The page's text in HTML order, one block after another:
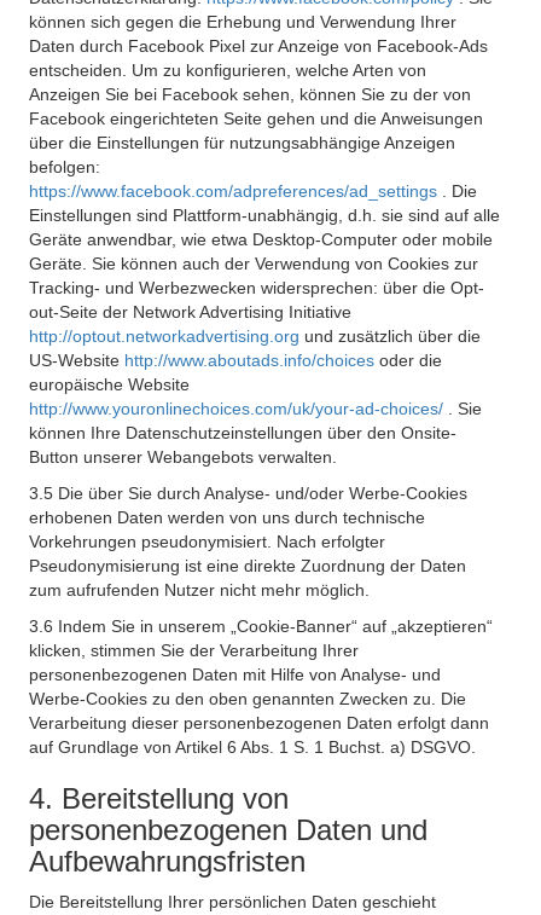
können sich gegen die Erhebung und Verwendung Ihrer
Daten durch Facebook Pixel zur Anzeige von Facebook-Ads
entscheiden. Um zu konfigurieren, welche Arten von
Anzeigen Sie bei Facebook sehen, können Sie zu der von
Facebook eingerichteten Seite gehen und die Anweisungen
über die Einstellungen für nutzungsabhängige Anzeigen
befolgen:
https://www.facebook.com/adpreferences/ad_settings
. Die
Einstellungen sind Plattform-unabhängig, d.h. sie sind auf alle
Geräte anwendbar, wie etwa Desktop-Computer oder mobile
Geräte. Sie können auch der Verwendung von Cookies zur
Tracking- und Werbezwecken widersprechen: über die Opt-
out-Seite der Network Advertising Initiative
http://optout.networkadvertising.org und zusätzlich über die
US-Website http://www.aboutads.info/choices oder die
europäische Website
http://www.youronlinechoices.com/uk/your-ad-choices/
. Sie
können Ihre Datenschutzeinstellungen über den Onsite-
Button unserer Webangebots verwalten.
3.5 Die über Sie durch Analyse- und/oder Werbe-Cookies
erhobenen Daten werden von uns durch technische
Vorkehrungen pseudonymisiert. Nach erfolgter
Pseudonymisierung ist eine direkte Zuordnung der Daten
zum aufrufenden Nutzer nicht mehr möglich.
3.6 Indem Sie in unserem „Cookie-Banner“ auf „akzeptieren“
klicken, stimmen Sie der Verarbeitung Ihrer
personenbezogenen Daten mit Hilfe von Analyse- und
Werbe-Cookies zu den oben genannten Zwecken zu. Die
Verarbeitung dieser personenbezogenen Daten erfolgt dann
auf Grundlage von Artikel 6 Abs. 1 S. 1 Buchst. a) DSGVO.
4. Bereitstellung von
personenbezogenen Daten und
Aufbewahrungsfristen
Die Bereitstellung Ihrer persönlichen Daten geschieht